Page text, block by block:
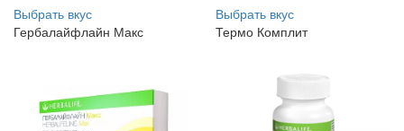
Выбрать вкус
Выбрать вкус
Гербалайфлайн Макс
Термо Комплит